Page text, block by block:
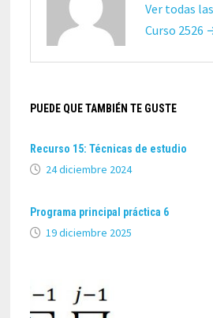
Ver todas
Curso 2526
PUEDE QUE TAMBIÉN TE GUSTE
Recurso 15: Técnicas de estudio
24 diciembre 2024
Programa principal práctica 6
19 diciembre 2025